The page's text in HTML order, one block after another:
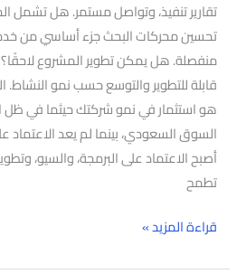
منفصلة. هل يمكن تطوير المشروع لاحقًا؟
قابلة للتطوير والتوسع حسب نمو النشاط.
هو استثمار في نمو شركتك حيثما في ظل
السوق السعودي، بينما لم يعد الاعتماد
أصبح الاعتماد على البرمجة، والسيو،
تطمح
قراءة المزيد »